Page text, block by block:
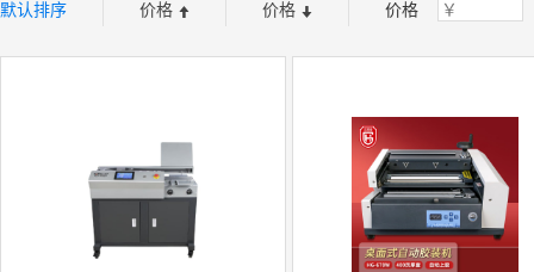
默认排序 价格 价格 价格